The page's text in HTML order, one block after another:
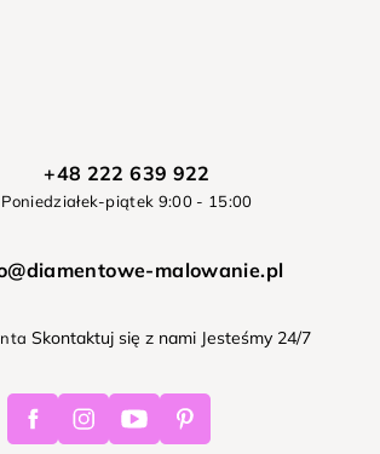
+48 222 639 922
Poniedziałek-piątek 9:00 - 15:00
malowanie.pl
Skontaktuj się z nami Jesteśmy 24/7
FacebookInstagramYoutube Pinterest